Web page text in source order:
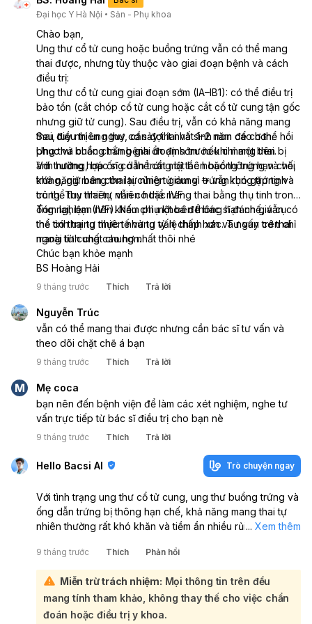
Đại học Y Hà Nội
Sản - Phụ khoa
Chào bạn,
Ung thư cổ tử cung hoặc buồng trứng vẫn có thể mang
thai được, nhưng tùy thuộc vào giai đoạn bệnh và cách
điều trị:
Ung thư cổ tử cung giai đoạn sớm (IA–IB1): có thể điều trị
bảo tồn (cắt chóp cổ tử cung hoặc cắt cổ tử cung tận gốc
nhưng giữ tử cung). Sau điều trị, vẫn có khả năng mang
thai, tuy nhiên nguy cơ sảy thai và sinh non cao hơn.
Ung thư buồng trứng giai đoạn sớm: nếu chỉ một bên bị
ảnh hưởng, bác sĩ có thể cắt một bên buồng trứng và vòi
trứng, giữ bên còn lại cùng tử cung → vẫn rụng trứng và
có thể thụ thai tự nhiên hoặc IVF.
Sau điều trị ung thư, cần đợi ít nhất 1–2 năm để cơ thể hồi
phục và chắc chắn bệnh ổn định trước khi mang thai.
Với trường hợp ống dẫn trứng bị tắc hoặc thông hạn chế,
khả năng mang thai tự nhiên giảm vì trứng khó gặp tinh
trùng. Tuy nhiên, vẫn có thể mang thai bằng thụ tinh trong
ống nghiệm (IVF). Nếu chỉ một bên thông hạn chế, vẫn có
thể có thai tự nhiên nhưng tỷ lệ thấp hơn và nguy cơ thai
ngoài tử cung cao hơn.
Tóm lại, bạn nên khám phụ khoa để bác sĩ đánh giá cụ
thể tình trạng thực tế và tư vấn chính xác. Tư vấn trên chỉ
mang tính chất chung nhất thôi nhé
Chúc bạn khỏe mạnh
BS Hoàng Hải
9 tháng trước Thích Trả lời
Nguyễn Trúc
vẫn có thể mang thai được nhưng cần bác sĩ tư vấn và
theo dõi chặt chẽ á bạn
9 tháng trước Thích Trả lời
M
Mẹ coca
bạn nên đến bệnh viện để làm các xét nghiệm, nghe tư
vấn trực tiếp từ bác sĩ điều trị cho bạn nè
9 tháng trước Thích Trả lời
Hello Bacsi AI Trò chuyện ngay
Với tình trạng ung thư cổ tử cung, ung thư buồng trứng và
ống dẫn trứng bị thông hạn chế, khả năng mang thai tự
nhiên thường rất khó khăn và tiềm ẩn nhiều rủi ro. Bạn cần
và sản phụ khoa để được đánh giá cụ thể về tình trạng
bệnh và khả năng mang thai:
Đối với ung thư cổ tử cung và ung thư buồng trứng, việc
điều trị ung thư (phẫu thuật, hóa trị, xạ trị) thường ảnh
hưởng nghiêm trọng đến khả năng sinh sản, thậm chí có
... Xem thêm
9 tháng trước Thích Phản hồi
Miễn trừ trách nhiệm: Mọi thông tin trên đều
mang tính tham khảo, không thay thế cho việc chẩn
đoán hoặc điều trị y khoa.